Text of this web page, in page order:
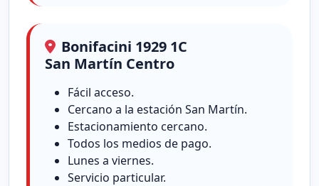
Bonifacini 1929 1C
San Martín Centro
Fácil acceso.
Cercano a la estación San Martín.
Estacionamiento cercano.
Todos los medios de pago.
Lunes a viernes.
Servicio particular.